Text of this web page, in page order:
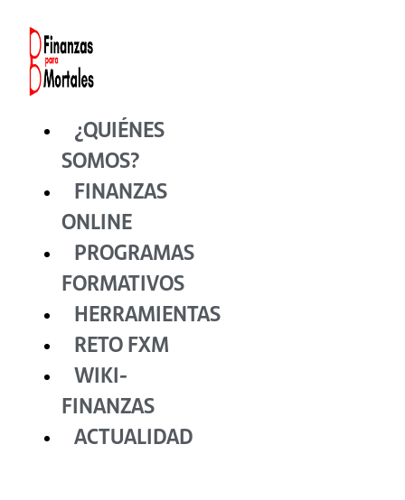
contenido
¿QUIÉNES
SOMOS?
FINANZAS
ONLINE
PROGRAMAS
FORMATIVOS
HERRAMIENTAS
RETO FXM
WIKI-
FINANZAS
ACTUALIDAD